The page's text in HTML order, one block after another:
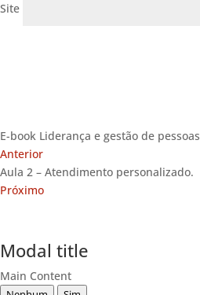
Site
E-book Liderança e gestão de pessoas
Anterior
Aula 2 – Atendimento personalizado.
Próximo
Modal title
Main Content